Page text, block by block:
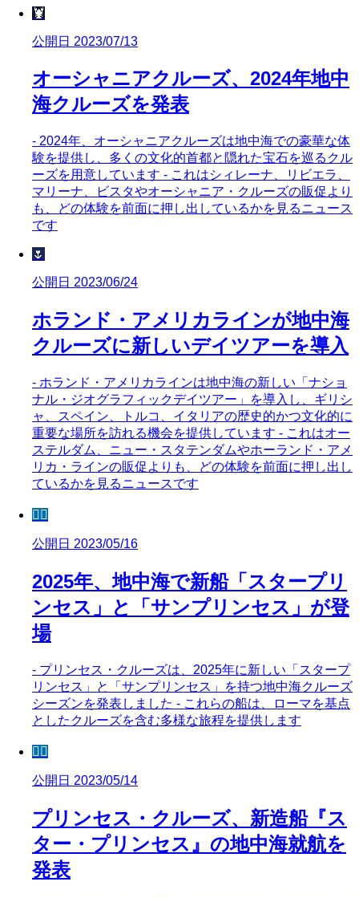
🦞
公開日 2023/07/13
オーシャニアクルーズ、2024年地中
海クルーズを発表
- 2024年、オーシャニアクルーズは地中海での豪華な体
験を提供し、多くの文化的首都と隠れた宝石を巡るクル
ーズを用意しています - これはシィレーナ、リビエラ、
マリーナ、ビスタやオーシャニア・クルーズの販促より
も、どの体験を前面に押し出しているかを見るニュース
です
🌷
公開日 2023/06/24
ホランド・アメリカラインが地中海
クルーズに新しいデイツアーを導入
- ホランド・アメリカラインは地中海の新しい「ナショ
ナル・ジオグラフィックデイツアー」を導入し、ギリシ
ャ、スペイン、トルコ、イタリアの歴史的かつ文化的に
重要な場所を訪れる機会を提供しています - これはオー
ステルダム、ニュー・スタテンダムやホーランド・アメ
リカ・ラインの販促よりも、どの体験を前面に押し出し
ているかを見るニュースです
🧜‍♀️
公開日 2023/05/16
2025年、地中海で新船「スタープリ
ンセス」と「サンプリンセス」が登
場
- プリンセス・クルーズは、2025年に新しい「スタープ
リンセス」と「サンプリンセス」を持つ地中海クルーズ
シーズンを発表しました - これらの船は、ローマを基点
としたクルーズを含む多様な旅程を提供します
🧜‍♀️
公開日 2023/05/14
プリンセス・クルーズ、新造船『ス
ター・プリンセス』の地中海就航を
発表